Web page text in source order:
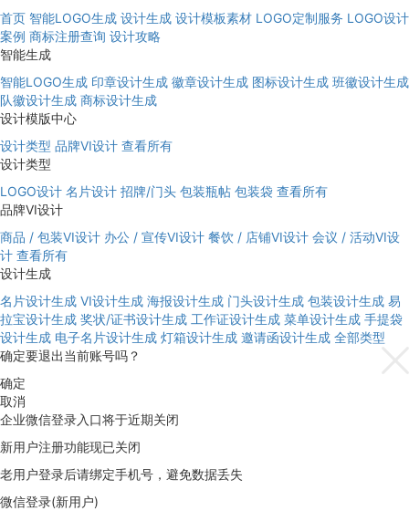
首页 智能LOGO生成 设计生成 设计模板素材 LOGO定制服务 LOGO设计
案例 商标注册查询 设计攻略
智能生成
智能LOGO生成 印章设计生成 徽章设计生成 图标设计生成 班徽设计生成
队徽设计生成 商标设计生成
设计模版中心
设计类型 品牌VI设计 查看所有
设计类型
LOGO设计 名片设计 招牌/门头 包装瓶帖 包装袋 查看所有
品牌VI设计
商品 / 包装VI设计 办公 / 宣传VI设计 餐饮 / 店铺VI设计 会议 / 活动VI设
计 查看所有
设计生成
名片设计生成 VI设计生成 海报设计生成 门头设计生成 包装设计生成 易
拉宝设计生成 奖状/证书设计生成 工作证设计生成 菜单设计生成 手提袋
设计生成 电子名片设计生成 灯箱设计生成 邀请函设计生成 全部类型
确定要退出当前账号吗？
确定
取消
企业微信登录入口将于近期关闭
新用户注册功能现已关闭
老用户登录后请绑定手机号，避免数据丢失
微信登录(新用户)